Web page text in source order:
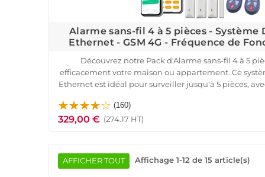
Alarme sans-fil 4 à 5 pièces - Système
Ethernet - GSM 4G - Fréquence de
Découvrez notre Pack d'Alarme sans-fil 4 à 5
efficacement votre maison ou appartement. Ce
Ethernet est idéal pour surveiller jusqu'à 5 pièces,
Le pack comprend une centrale d'alarme
distance. Grâce à une installation simple et rapide,
offre une protection optimale pour
(160)
329,00 € (274.17 HT)
AFFICHER TOUT Affichage 1-12 de 15 article(s)